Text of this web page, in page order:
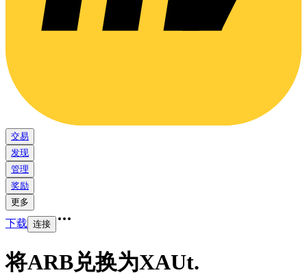
交易
发现
管理
奖励
更多
下载 连接
将ARB兑换为XAUt.